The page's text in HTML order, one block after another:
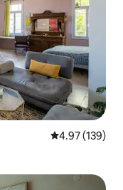
औसत रेटिंग 5 में से
4.97 (139)